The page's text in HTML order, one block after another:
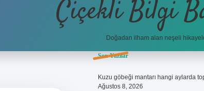
Çiçekli Bilgi
Doğadan ilham alan neşeli
Sidebar
Son Yazılar
Kuzu göbeği mantarı hangi aylarda
Ağustos 8, 2026